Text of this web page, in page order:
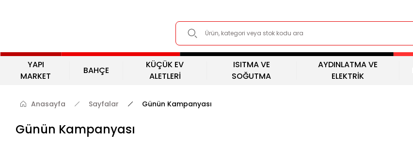
YAPI
MARKET
BAHÇE
KÜÇÜK EV
ALETLERİ
ISITMA VE
SOĞUTMA
AYDINLATMA VE
ELEKTRİK
Anasayfa Sayfalar Günün Kampanyası
Günün Kampanyası